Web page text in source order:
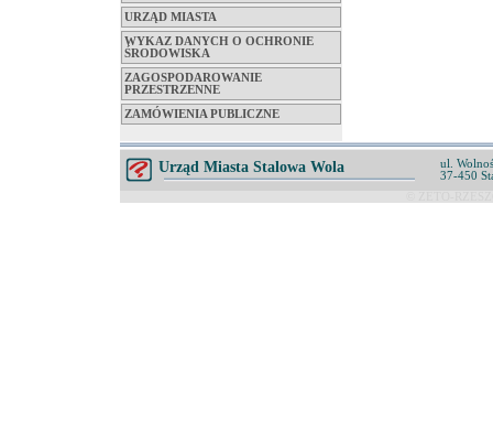
URZĄD MIASTA
WYKAZ DANYCH O OCHRONIE
ŚRODOWISKA
ZAGOSPODAROWANIE
PRZESTRZENNE
ZAMÓWIENIA PUBLICZNE
Urząd Miasta Stalowa Wola
ul.
37-450